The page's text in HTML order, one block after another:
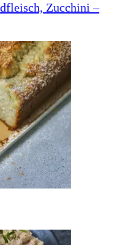
Zucchini –